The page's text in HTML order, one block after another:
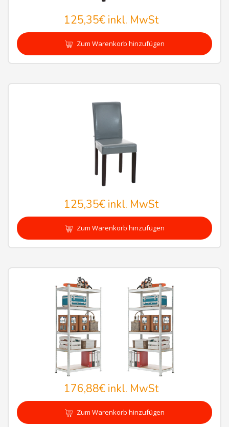
125,35€inkl. MwSt
Zum Warenkorb hinzufügen
125,35€inkl. MwSt
Zum Warenkorb hinzufügen
176,88€inkl. MwSt
Zum Warenkorb hinzufügen